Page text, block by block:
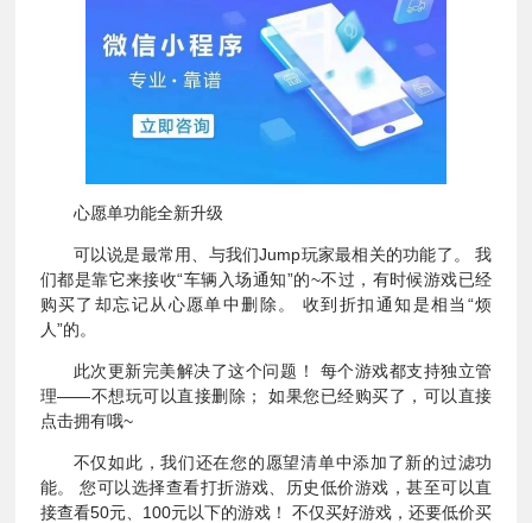
心愿单功能全新升级
可以说是最常用、与我们Jump玩家最相关的功能了。 我
们都是靠它来接收“车辆入场通知”的~不过，有时候游戏已经
购买了却忘记从心愿单中删除。 收到折扣通知是相当“烦
人”的。
此次更新完美解决了这个问题！ 每个游戏都支持独立管
理——不想玩可以直接删除； 如果您已经购买了，可以直接
点击拥有哦~
不仅如此，我们还在您的愿望清单中添加了新的过滤功
能。 您可以选择查看打折游戏、历史低价游戏，甚至可以直
接查看50元、100元以下的游戏！ 不仅买好游戏，还要低价买